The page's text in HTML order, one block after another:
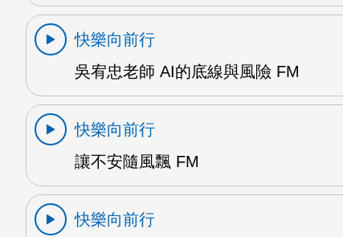
快樂向前行
吳宥忠老師 AI的底線與風險 FM
快樂向前行
讓不安隨風飄 FM
快樂向前行